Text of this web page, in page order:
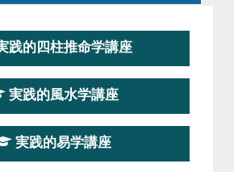
塾『実践的易学講座』
2026-10-25
実践的四柱推命学講座
2026-07-19
践的四柱推命学講座
実践的風水学講座
実践的易学講座